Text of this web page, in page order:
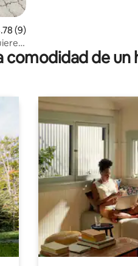
promedio: 4.78 de 5; 9
(9)
comodidad de un